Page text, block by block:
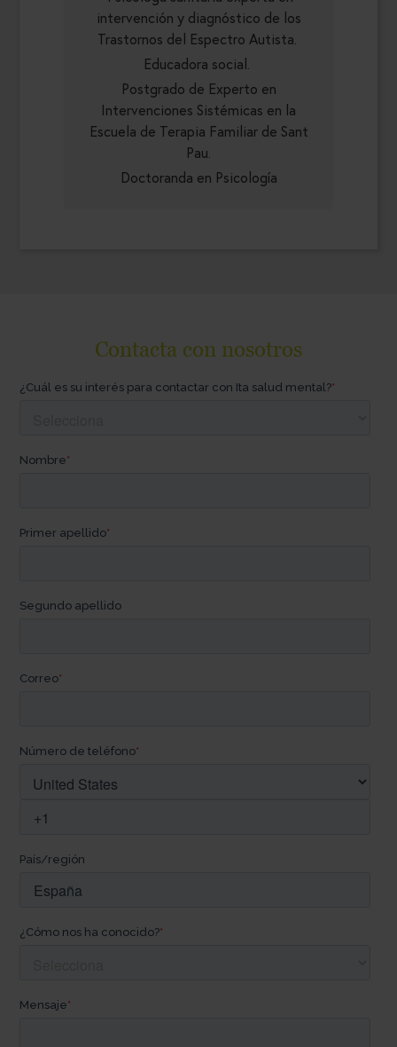
intervención y diagnóstico de los
Trastornos del Espectro Autista.
Educadora social.
Postgrado de Experto en
Intervenciones Sistémicas en la
Escuela de Terapia Familiar de Sant
Pau.
Doctoranda en Psicología
Contacta con nosotros